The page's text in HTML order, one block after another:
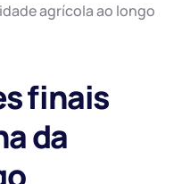
agrícola ao longo
finais
da